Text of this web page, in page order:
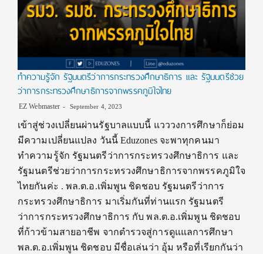
ทำความรู้จัก รัฐมนตรีว่าการกระทรวงศึกษาธิการ และ รัฐมนตรีช่วย
ว่าการกระทรวงศึกษาธิการจากพรรคภูมิใจไทย
EZ Webmaster September 4, 2023
เข้าสู่ช่วงเปลี่ยนผ่านรัฐบาลแบบนี้ แวววงการศึกษาก็ย่อม
มีความเปลี่ยนแปลง วันนี้ Eduzones จะพาทุกคนมา
ทำความรู้จัก รัฐมนตรีว่าการกระทรวงศึกษาธิการ และ
รัฐมนตรีช่วยว่าการกระทรวงศึกษาธิการจากพรรคภูมิใจ
ไทยกันค่ะ . พล.ต.อ.เพิ่มพูน ชิดชอบ รัฐมนตรีว่าการ
กระทรวงศึกษาธิการ มาเริ่มกันที่ท่านแรก รัฐมนตรี
ว่าการกระทรวงศึกษาธิการ กับ พล.ต.อ.เพิ่มพูน ชิดชอบ
ที่ก้าวข้ามสายอาชีพ จากตำรวจสู่การดูแแลการศึกษา
พล.ต.อ.เพิ่มพูน ชิดชอบ มีชื่อเล่นว่า อุ้ม หรือที่เรียกกันว่า